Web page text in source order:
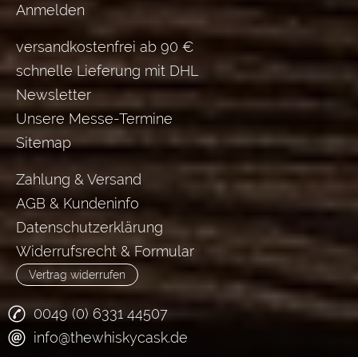
Anmelden
versandkostenfrei ab 90 €
schnelle Lieferung mit DHL
Newsletter
Unsere Messe-Termine
Sitemap
Zahlung & Versand
AGB & Kundeninfo
Datenschutzerklärung
Widerrufsrecht & Formular
Vertrag widerrufen
0049 (0) 6331 44507
info@thewhiskycask.de